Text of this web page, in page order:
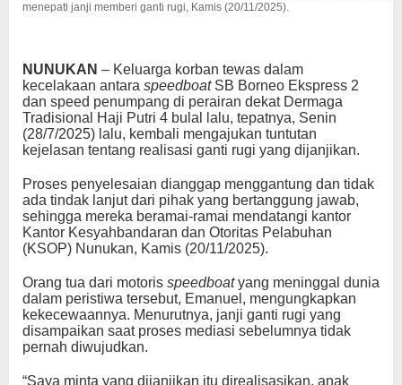
menepati janji memberi ganti rugi, Kamis (20/11/2025).
NUNUKAN – Keluarga korban tewas dalam
kecelakaan antara speedboatSB Borneo Ekspress 2
dan speed penumpang di perairan dekat Dermaga
Tradisional Haji Putri 4 bulal lalu, tepatnya, Senin
(28/7/2025) lalu, kembali mengajukan tuntutan
kejelasan tentang realisasi ganti rugi yang dijanjikan.
Proses penyelesaian dianggap menggantung dan tidak
ada tindak lanjut dari pihak yang bertanggung jawab,
sehingga mereka beramai-ramai mendatangi kantor
Kantor Kesyahbandaran dan Otoritas Pelabuhan
(KSOP) Nunukan, Kamis (20/11/2025).
Orang tua dari motoris speedboatyang meninggal dunia
dalam peristiwa tersebut, Emanuel, mengungkapkan
kekecewaannya. Menurutnya, janji ganti rugi yang
disampaikan saat proses mediasi sebelumnya tidak
pernah diwujudkan.
“Saya minta yang dijanjikan itu direalisasikan, anak